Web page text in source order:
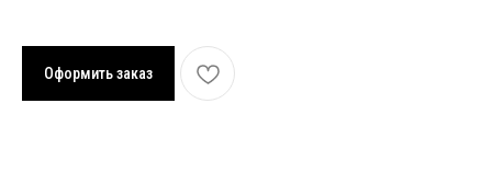
Оформить заказ